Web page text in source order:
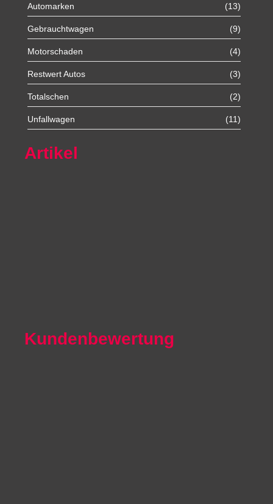
Automarken (13)
Gebrauchtwagen (9)
Motorschaden (4)
Restwert Autos (3)
Totalschen (2)
Unfallwagen (11)
Artikel
Kundenbewertung